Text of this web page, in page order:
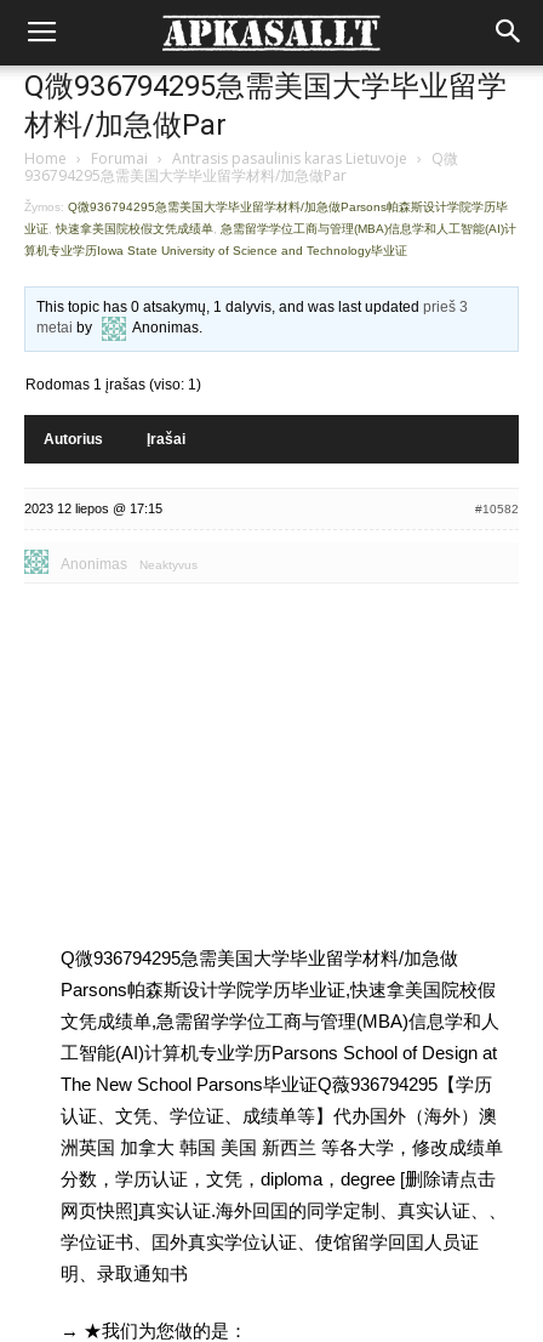
Q微936794295急需美国大学毕业留学
材料/加急做Par
Home › Forumai › Antrasis pasaulinis karas Lietuvoje › Q微
936794295急需美国大学毕业留学材料/加急做Par
Žymos: Q微936794295急需美国大学毕业留学材料/加急做Parsons帕森斯设计学院学历毕
业证 快速拿美国院校假文凭成绩单 急需留学学位工商与管理(MBA)信息学和人工智能(AI)计
算机专业学历Iowa State University of Science and Technology毕业证
This topic has 0 atsakymų, 1 dalyvis, and was last updatedprieš 3
metai by Anonimas.
Rodomas 1 įrašas (viso: 1)
Autorius Įrašai
2023 12 liepos @ 17:15 #10582
Anonimas Neaktyvus
Q微936794295急需美国大学毕业留学材料/加急做
Parsons帕森斯设计学院学历毕业证,快速拿美国院校假
文凭成绩单,急需留学学位工商与管理(MBA)信息学和人
工智能(AI)计算机专业学历Parsons School of Design at
The New School Parsons毕业证Q薇936794295【学历
认证、文凭、学位证、成绩单等】代办国外（海外）澳
洲英国 加拿大 韩国 美国 新西兰 等各大学，修改成绩单
分数，学历认证，文凭，diploma，degree [删除请点击
网页快照]真实认证.海外回囯的同学定制、真实认证、、
学位证书、囯外真实学位认证、使馆留学回囯人员证
明、录取通知书
→ ★我们为您做的是：